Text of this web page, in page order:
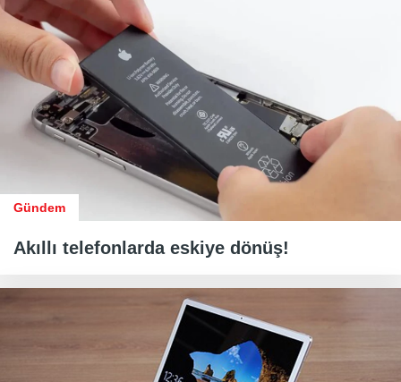
Gündem
Akıllı telefonlarda eskiye dönüş!